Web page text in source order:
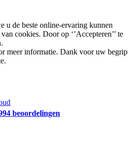
u de beste online-ervaring kunnen
cookies. Door op ‘’Accepteren’’ te
meer informatie. Dank voor uw begrip
beoordelingen